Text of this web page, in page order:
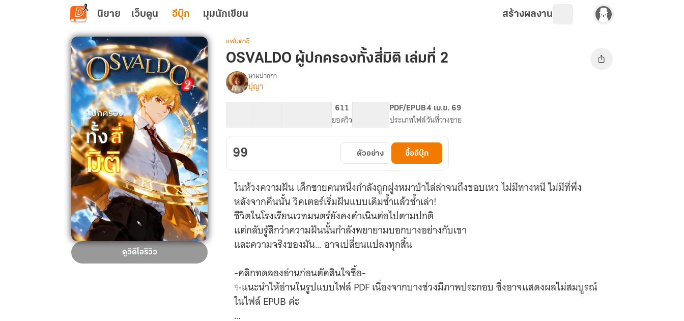
ข้ามไปยังเนื้อหาหลัก
นิยาย เว็บตูน อีบุ๊ก มุมนักเขียน สร้างผลงาน
OSVALDO
ผู้
ดูวิดีโอรีวิว
แฟนตาซี
OSVALDO ผู้ปกครองทั้งสี่มิติ เล่มที่ 2
เรื่องOSVALDO
มิติ
นามปากกา
ปุญา
611
ยอดวิว
PDF/EPUB
ประเภทไฟล์
4 เม.ย. 69
วันที่วางขาย
99 ตัวอย่าง ซื้ออีบุ๊ก
ในห้วงความฝัน เด็กชายคนหนึ่งกำลังถูกฝูงหมาป่าไล่ล่าจนถึงขอบเหว ไม่มีทางหนี ไม่มีที่พึ่ง
หลังจากคืนนั้น วิคเตอร์เริ่มฝันแบบเดิมซ้ำแล้วซ้ำเล่า!
ชีวิตในโรงเรียนเวทมนตร์ยังคงดำเนินต่อไปตามปกติ
แต่กลับรู้สึกว่าความฝันนั้นกำลังพยายามบอกบางอย่างกับเขา
และความจริงของมัน… อาจเปลี่ยนแปลงทุกสิ้น
-คลิกทดลองอ่านก่อนตัดสินใจซื้อ-
✨แนะนำให้อ่านในรูปแบบไฟล์ PDF เนื่องจากบางช่วงมีภาพประกอบ ซึ่งอาจแสดงผลไม่สมบูรณ์
ในไฟล์ EPUB ค่ะ